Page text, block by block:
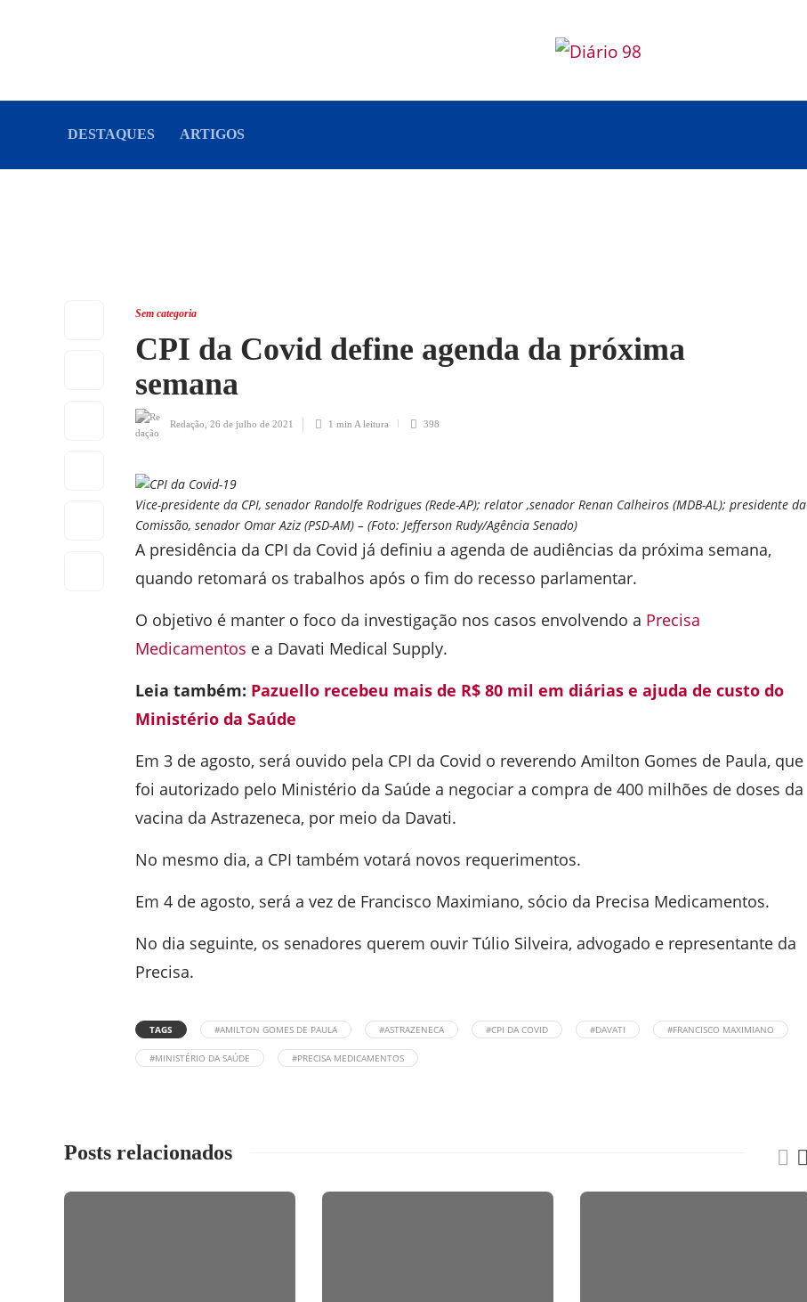
DESTAQUES ARTIGOS
Sem categoria
CPI da Covid define agenda da próxima
semana
Redação 26 de julho de 2021 1 min A leitura 398
Vice-presidente da CPI, senador Randolfe Rodrigues (Rede-AP); relator ,senador Renan Calheiros (MDB-AL); presidente da
Comissão, senador Omar Aziz (PSD-AM) – (Foto: Jefferson Rudy/Agência Senado)
A presidência da CPI da Covid já definiu a agenda de audiências da próxima semana,
quando retomará os trabalhos após o fim do recesso parlamentar.
O objetivo é manter o foco da investigação nos casos envolvendo a Precisa
Medicamentos e a Davati Medical Supply.
Leia também: Pazuello recebeu mais de R$ 80 mil em diárias e ajuda de custo do
Ministério da Saúde
Em 3 de agosto, será ouvido pela CPI da Covid o reverendo Amilton Gomes de Paula, que
foi autorizado pelo Ministério da Saúde a negociar a compra de 400 milhões de doses da
vacina da Astrazeneca, por meio da Davati.
No mesmo dia, a CPI também votará novos requerimentos.
Em 4 de agosto, será a vez de Francisco Maximiano, sócio da Precisa Medicamentos.
No dia seguinte, os senadores querem ouvir Túlio Silveira, advogado e representante da
Precisa.
TAGS #AMILTON GOMES DE PAULA #ASTRAZENECA #CPI DA COVID #DAVATI #FRANCISCO MAXIMIANO
#MINISTÉRIO DA SAÚDE #PRECISA MEDICAMENTOS
Posts relacionados